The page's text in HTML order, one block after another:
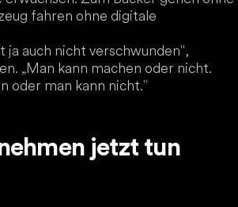
fahren ohne digitale
ja auch nicht verschwunden",
„Man kann machen oder nicht.
oder man kann nicht."
jetzt tun